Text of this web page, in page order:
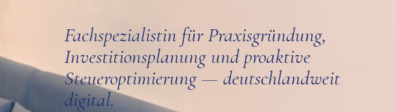
Fachspezialistin für Praxisgründung,
Investitionsplanung und proaktive
Steueroptimierung — deutschlandweit
digital.